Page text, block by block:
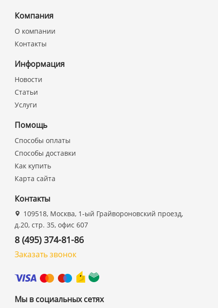
Компания
О компании
Контакты
Информация
Новости
Статьи
Услуги
Помощь
Способы оплаты
Способы доставки
Как купить
Карта сайта
Контакты
109518, Москва, 1-ый Грайвороновский проезд,
д.20, стр. 35, офис 607
8 (495) 374-81-86
Заказать звонок
Мы в социальных сетях